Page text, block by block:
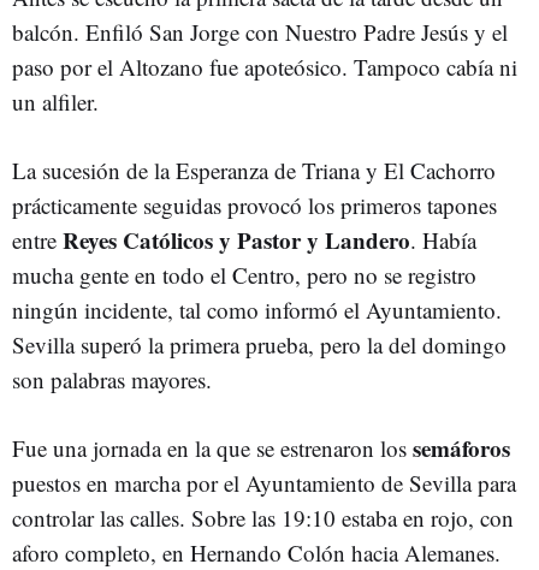
balcón. Enfiló San Jorge con Nuestro Padre Jesús y el
paso por el Altozano fue apoteósico. Tampoco cabía ni
un alfiler.
La sucesión de la Esperanza de Triana y El Cachorro
prácticamente seguidas provocó los primeros tapones
entre Reyes Católicos y Pastor y Landero. Había
mucha gente en todo el Centro, pero no se registro
ningún incidente, tal como informó el Ayuntamiento.
Sevilla superó la primera prueba, pero la del domingo
son palabras mayores.
Fue una jornada en la que se estrenaron los semáforos
puestos en marcha por el Ayuntamiento de Sevilla para
controlar las calles. Sobre las 19:10 estaba en rojo, con
aforo completo, en Hernando Colón hacia Alemanes.